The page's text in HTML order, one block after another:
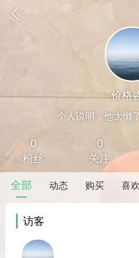
味”的小姐
价格
个人说明：他太懒
0
粉丝
0
关注
全部 动态 购买 喜欢
访客